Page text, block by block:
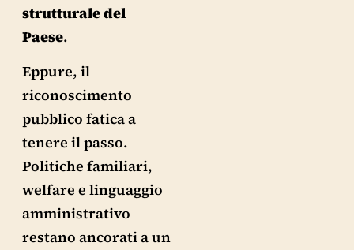
strutturale del
Paese.
Eppure, il
riconoscimento
pubblico fatica a
tenere il passo.
Politiche familiari,
welfare e linguaggio
amministrativo
restano ancorati a un